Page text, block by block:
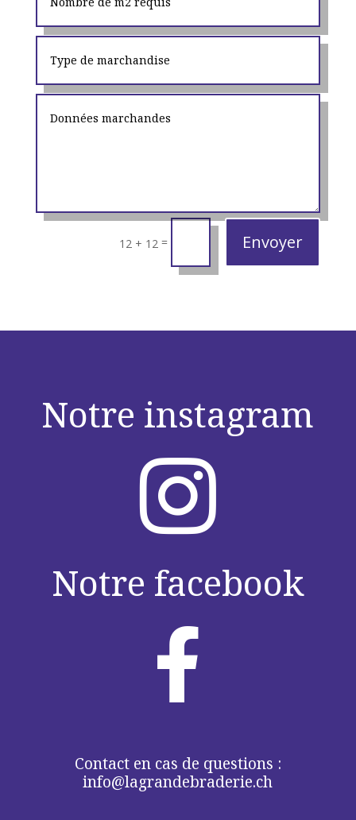
12 + 12 = Envoyer
Notre instagram

Notre facebook

Contact en cas de questions :
info@lagrandebraderie.ch